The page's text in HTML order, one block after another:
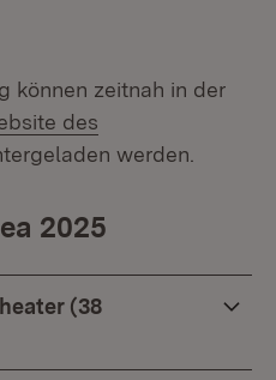
können zeitnah in der
des
in neuem Fenster)
werden.
2025
(38